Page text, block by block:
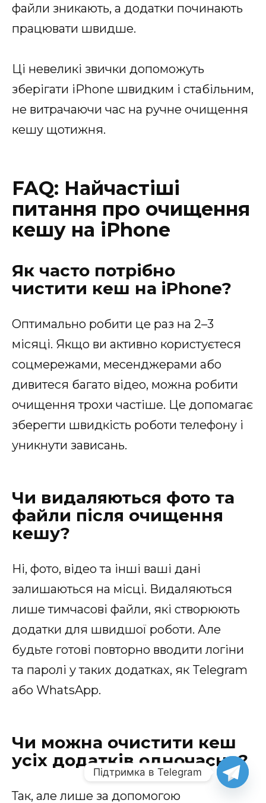
файли зникають, а додатки починають
працювати швидше.
Ці невеликі звички допоможуть
зберігати iPhone швидким і стабільним,
не витрачаючи час на ручне очищення
кешу щотижня.
FAQ: Найчастіші
питання про очищення
кешу на iPhone
Як часто потрібно
чистити кеш на iPhone?
Оптимально робити це раз на 2–3
місяці. Якщо ви активно користуєтеся
соцмережами, месенджерами або
дивитеся багато відео, можна робити
очищення трохи частіше. Це допомагає
зберегти швидкість роботи телефону і
уникнути зависань.
Чи видаляються фото та
файли після очищення
кешу?
Ні, фото, відео та інші ваші дані
залишаються на місці. Видаляються
лише тимчасові файли, які створюють
додатки для швидшої роботи. Але
будьте готові повторно вводити логіни
та паролі у таких додатках, як Telegram
або WhatsApp.
Чи можна очистити кеш
усіх додатків одночасно?
Так, але лише за допомогою
Підтримка в Telegram